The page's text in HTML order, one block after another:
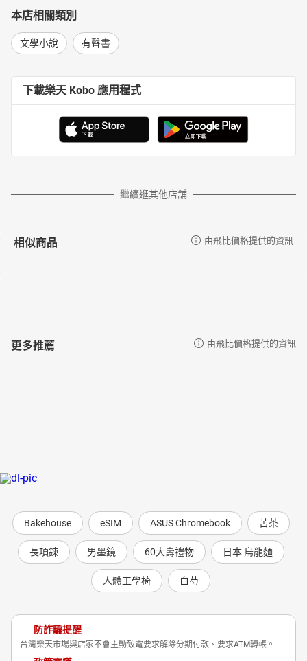
本店相關類別
文學小說 有聲書
下載樂天 Kobo 應用程式
繼續逛其他店舖
相似商品 由飛比價格提供的資訊
更多推薦 由飛比價格提供的資訊
Bakehouse eSIM ASUS Chromebook 苦茶
長項鍊 男墨鏡 60大壽禮物 日本 烏龍麵
人體工學椅 白芍
防詐騙提醒
台灣樂天市場與店家不會主動致電要求解除分期付款、要求ATM轉帳。